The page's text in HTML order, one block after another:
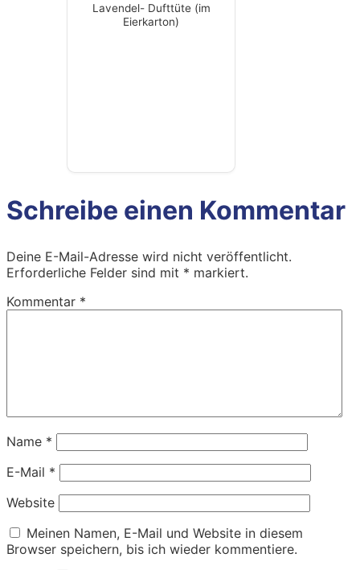
Lavendel- Dufttüte (im
Eierkarton)
Schreibe einen Kommentar
Deine E-Mail-Adresse wird nicht veröffentlicht.
Erforderliche Felder sind mit * markiert.
Kommentar *
Name *
E-Mail *
Website
Meinen Namen, E-Mail und Website in diesem
Browser speichern, bis ich wieder kommentiere.